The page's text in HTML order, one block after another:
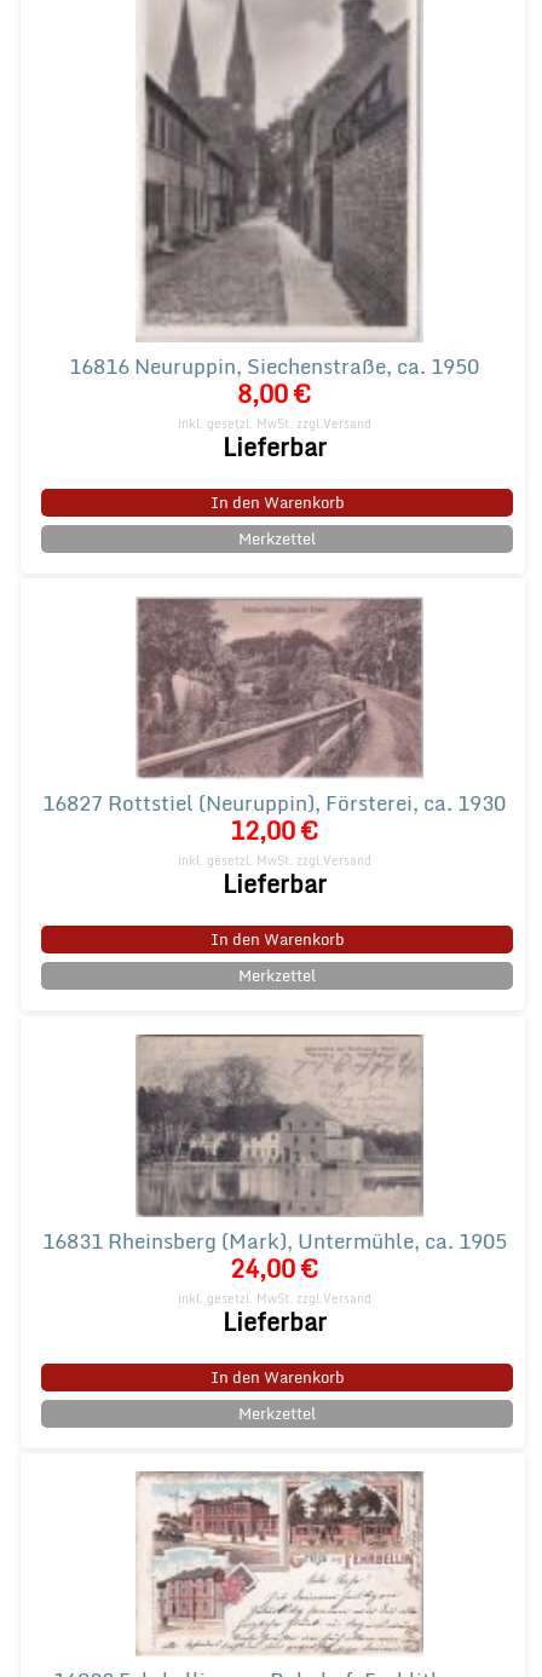
16816 Neuruppin, Siechenstraße, ca. 1950
8,00 €
inkl. gesetzl. MwSt. zzgl.Versand
Lieferbar
In den Warenkorb
Merkzettel
16827 Rottstiel (Neuruppin), Försterei, ca. 1930
12,00 €
inkl. gesetzl. MwSt. zzgl.Versand
Lieferbar
In den Warenkorb
Merkzettel
16831 Rheinsberg (Mark), Untermühle, ca. 1905
24,00 €
inkl. gesetzl. MwSt. zzgl.Versand
Lieferbar
In den Warenkorb
Merkzettel